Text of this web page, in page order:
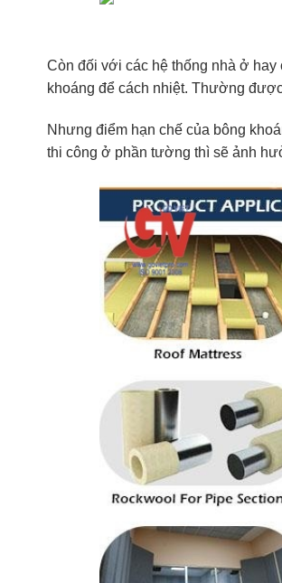
Còn đối với các hệ thống nhà ở
khoáng để cách nhiệt. Thường
Nhưng điểm hạn chế của bông
thi công ở phần tường thì sẽ ảnh